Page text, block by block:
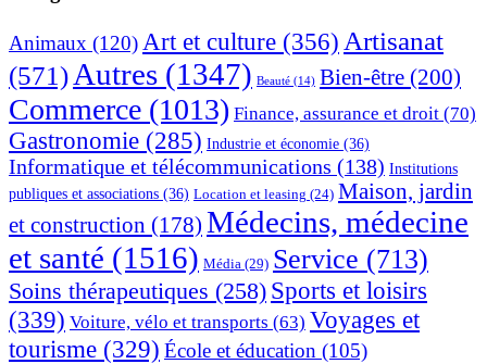
principale
site
Animaux (120) Art et culture (356) Artisanat
(571) Autres (1347) Beauté (14) Bien-être (200)
Commerce (1013) Finance, assurance et droit (70)
Gastronomie (285) Industrie et économie (36)
Informatique et télécommunications (138) Institutions
publiques et associations (36) Location et leasing (24) Maison, jardin
et construction (178) Médecins, médecine
et santé (1516) Média (29) Service (713)
Soins thérapeutiques (258) Sports et loisirs
(339) Voiture, vélo et transports (63) Voyages et
tourisme (329) École et éducation (105)